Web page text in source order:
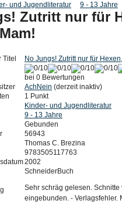
und Jugendliteratur 9 - 13 Jahre
Zutritt nur für
No Jungs! Zutritt nur für
bei 0 Bewertungen
AchNein (derzeit inaktiv)
1 Punkt
Kinder- und Jugendliteratur
9 - 13 Jahre
Gebunden
56943
Thomas C. Brezina
9783505117763
2002
SchneiderBuch
Sehr schräg gelesen.
eingebunden. - Verlagsfehler.